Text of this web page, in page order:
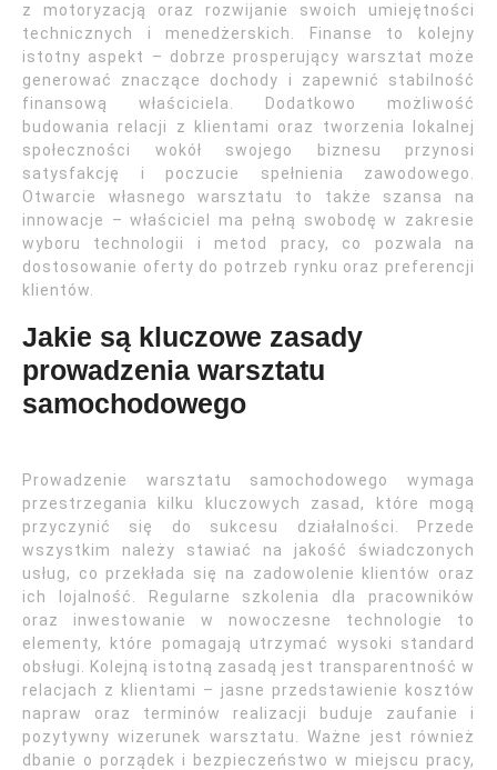
z motoryzacją oraz rozwijanie swoich umiejętności
technicznych i menedżerskich. Finanse to kolejny
istotny aspekt – dobrze prosperujący warsztat może
generować znaczące dochody i zapewnić stabilność
finansową właściciela. Dodatkowo możliwość
budowania relacji z klientami oraz tworzenia lokalnej
społeczności wokół swojego biznesu przynosi
satysfakcję i poczucie spełnienia zawodowego.
Otwarcie własnego warsztatu to także szansa na
innowacje – właściciel ma pełną swobodę w zakresie
wyboru technologii i metod pracy, co pozwala na
dostosowanie oferty do potrzeb rynku oraz preferencji
klientów.
Jakie są kluczowe zasady
prowadzenia warsztatu
samochodowego
Prowadzenie warsztatu samochodowego wymaga
przestrzegania kilku kluczowych zasad, które mogą
przyczynić się do sukcesu działalności. Przede
wszystkim należy stawiać na jakość świadczonych
usług, co przekłada się na zadowolenie klientów oraz
ich lojalność. Regularne szkolenia dla pracowników
oraz inwestowanie w nowoczesne technologie to
elementy, które pomagają utrzymać wysoki standard
obsługi. Kolejną istotną zasadą jest transparentność w
relacjach z klientami – jasne przedstawienie kosztów
napraw oraz terminów realizacji buduje zaufanie i
pozytywny wizerunek warsztatu. Ważne jest również
dbanie o porządek i bezpieczeństwo w miejscu pracy,